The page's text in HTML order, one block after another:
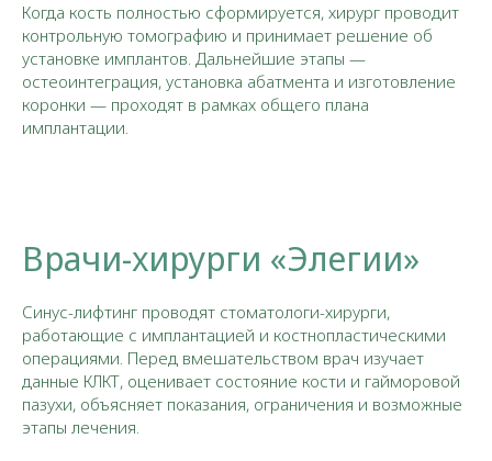
Когда кость полностью сформируется, хирург проводит
контрольную томографию и принимает решение об
установке имплантов. Дальнейшие этапы —
остеоинтеграция, установка абатмента и изготовление
коронки — проходят в рамках общего плана
имплантации.​
Врачи-хирурги «Элегии»
Синус-лифтинг проводят стоматологи-хирурги,
работающие с имплантацией и костнопластическими
операциями. Перед вмешательством врач изучает
данные КЛКТ, оценивает состояние кости и гайморовой
пазухи, объясняет показания, ограничения и возможные
этапы лечения.